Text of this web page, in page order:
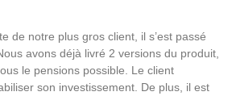
de notre plus gros client, il s’est passé
avons déjà livré 2 versions du produit,
le pensions possible. Le client
son investissement. De plus, il est